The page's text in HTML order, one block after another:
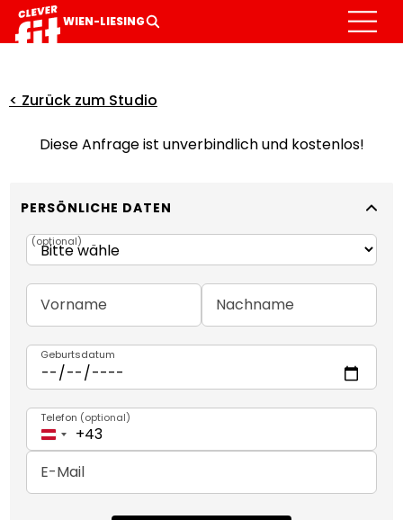
WIEN-LIESING
MITGLIED WERDEN LEISTUNGEN
< Zurück zum Studio
Diese Anfrage ist unverbindlich und kostenlos!
PERSÖNLICHE DATEN
(optional)
Vorname Nachname
Geburtsdatum
+43
Telefon (optional)
E-Mail